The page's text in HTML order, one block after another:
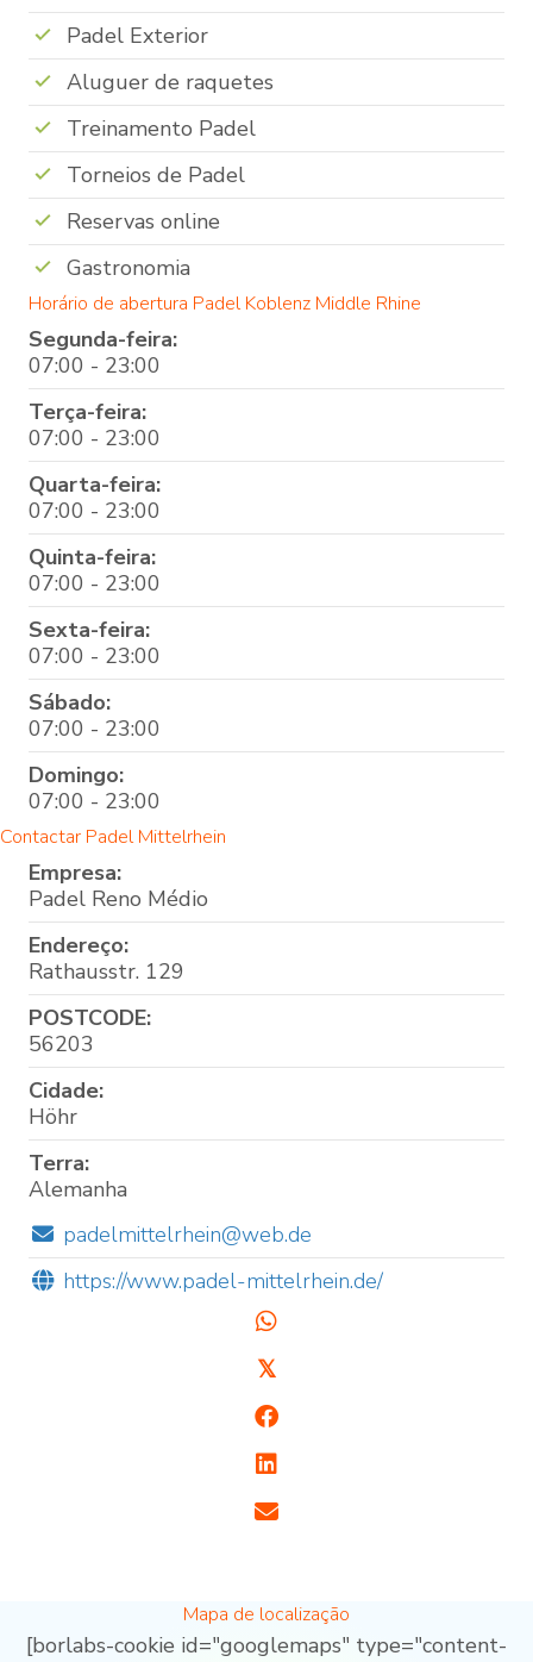
Padel Exterior
Aluguer de raquetes
Treinamento Padel
Torneios de Padel
Reservas online
Gastronomia
Horário de abertura Padel Koblenz Middle Rhine
Segunda-feira:
07:00 - 23:00
Terça-feira:
07:00 - 23:00
Quarta-feira:
07:00 - 23:00
Quinta-feira:
07:00 - 23:00
Sexta-feira:
07:00 - 23:00
Sábado:
07:00 - 23:00
Domingo:
07:00 - 23:00
Contactar Padel Mittelrhein
Empresa:
Padel Reno Médio
Endereço:
Rathausstr. 129
POSTCODE:
56203
Cidade:
Höhr
Terra:
Alemanha
padelmittelrhein@web.de
https://www.padel-mittelrhein.de/
𝕏
Mapa de localização
[borlabs-cookie id="googlemaps" type="content-